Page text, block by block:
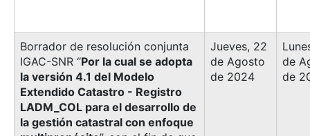
Borrador de resolución conjunta
IGAC-SNR “Por la cual se adopta
la versión 4.1 del Modelo
Extendido Catastro - Registro
LADM_COL para el desarrollo de
la gestión catastral con enfoque
Jueves, 22
de Agosto
de 2024
de
de